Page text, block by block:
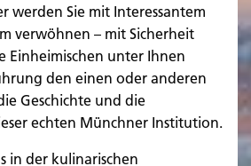
werden Sie mit Interessantem
verwöhnen – mit Sicherheit
Einheimischen unter Ihnen
den einen oder anderen
Geschichte und die
echten Münchner Institution.
in der kulinarischen